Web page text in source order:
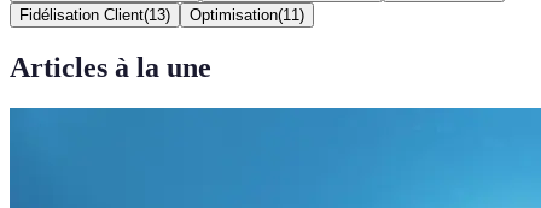
Fidélisation Client(13) Optimisation(11 )
Articles à la une